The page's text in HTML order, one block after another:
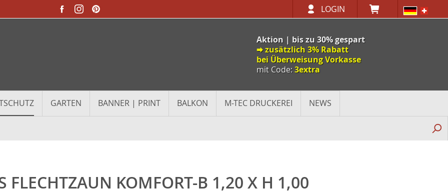
LOGIN
Aktion | bis zu 30% gespart
🠮 zusätzlich 3% Rabatt
bei Überweisung Vorkasse
mit Code:3extra
GARTEN BANNER | PRINT BALKON M-TEC DRUCKEREI NEWS
FLECHTZAUN KOMFORT-B 1,20 X H 1,00